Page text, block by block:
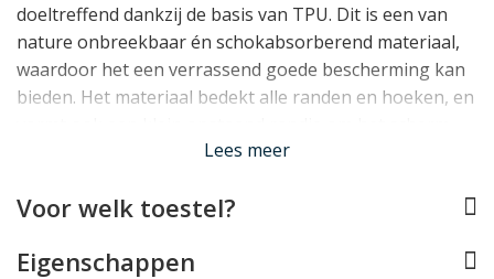
doeltreffend dankzij de basis van TPU. Dit is een van
nature onbreekbaar én schokabsorberend materiaal,
waardoor het een verrassend goede bescherming kan
bieden. Het materiaal bedekt alle randen en hoeken, en
De iPhone 12 Pro Max case van Guess werd speciaal
gegoten. Alle knopjes, aansluitingen en de camera's
Lees meer
Voor welk toestel?
Eigenschappen